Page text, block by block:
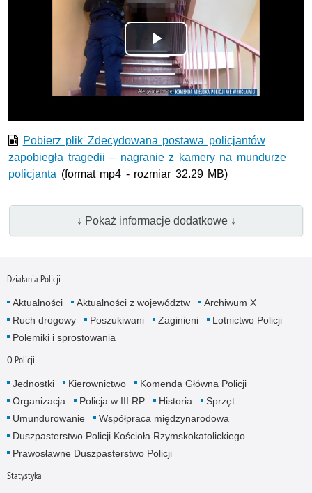
Odtwórz
wideo
Pobierz plik Zdecydowana postawa policjantów
zapobiegła tragedii – nagranie z kamery na mundurze
policjanta (format mp4 - rozmiar 32.29 MB)
↓ Pokaż informacje dodatkowe ↓
Działania Policji
Aktualności Aktualności z województw
Archiwum X
Ruch drogowy
Poszukiwani Zaginieni
Lotnictwo Policji
Polemiki i sprostowania
O Policji
Jednostki Kierownictwo
Komenda Główna Policji
Organizacja
Policja w III RP Historia
Sprzęt
Umundurowanie
Współpraca międzynarodowa
Duszpasterstwo Policji Kościoła Rzymskokatolickiego
Prawosławne Duszpasterstwo Policji
Statystyka